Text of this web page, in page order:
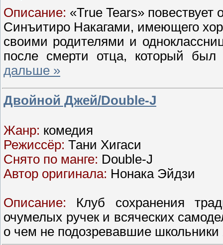
Описание: «True Tears»
Синъитиро Накагами, имеющего
своими родителями и
после смерти отца, который
дальше »
Двойной Джей/Double-J
Жанр: комедия
Режиссёр: Тани Хигаси
Снято по манге: Double-J
Автор оригинала: Нонака Эйдзи
Описание: Клуб сохранения
очумелых ручек и всяческих
о чем не подозревавшие